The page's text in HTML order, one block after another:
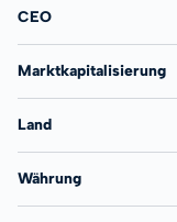
CEO
Marktkapitalisierung
Land
Währung